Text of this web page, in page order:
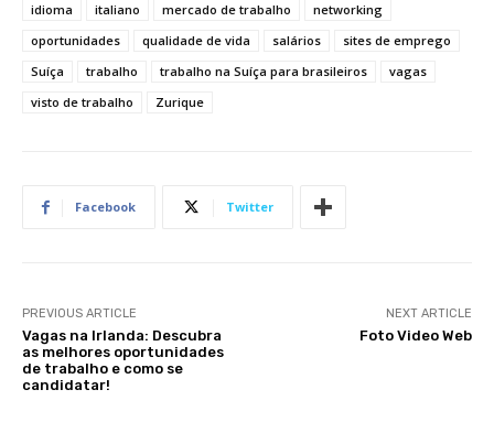
idioma
italiano mercado de trabalho
networking
oportunidades
qualidade de vida salários
sites de emprego
Suíça
trabalho trabalho na Suíça para brasileiros
vagas
visto de trabalho
Zurique
Facebook Twitter
PREVIOUS ARTICLE
Vagas na Irlanda: Descubra
as melhores oportunidades
de trabalho e como se
candidatar!
NEXT ARTICLE
Foto Video Web